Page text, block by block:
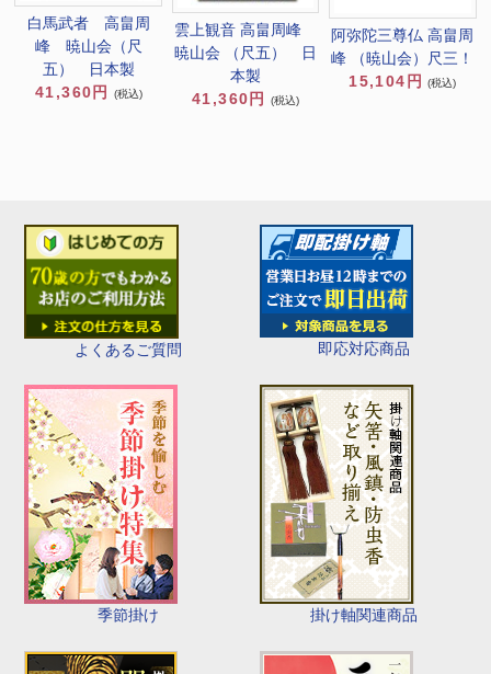
よくあるご質問 即応対応商品
季節掛け 掛け軸関連商品
白馬武者 高畠周
峰 暁山会（尺
五） 日本製
41,360円
(税込)
雲上観音 高畠周峰
暁山会 （尺五） 日
本製
41,360円
(税込)
阿弥陀三尊仏 高畠周
峰 （暁山会）尺三！
15,104円
(税込)